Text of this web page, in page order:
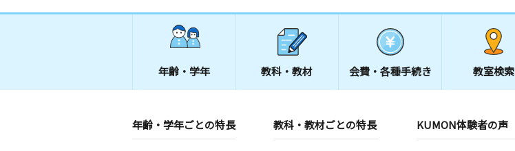
年齢・学年 教科・教材 会費・ 各種手続き 教室検索
年齢・学年ごとの特長 教科・教材ごとの特長 KUMON体験者の声